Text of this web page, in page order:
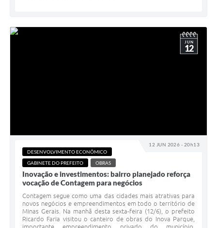
12 JUN 2026 - 20h13
JUN
12
DESENVOLVIMENTO ECONÔMICO
GABINETE DO PREFEITO
OBRAS
Inovação e investimentos: bairro planejado reforça
vocação de Contagem para negócios
Contagem segue como uma das cidades mais atrativas para
novos negócios e empreendimentos em todo o território de
Minas Gerais. Na manhã desta sexta-feira (12/6), o prefeito
Ricardo Faria visitou o canteiro de obras do Inova Parque,
importante empreendimento privado do município,